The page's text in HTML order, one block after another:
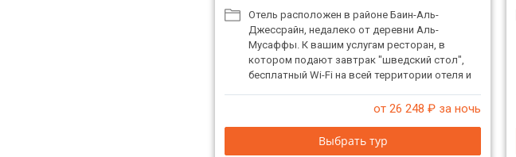
Отель расположен в районе Баин-Аль-
Джессрайн, недалеко от деревни Аль-
Мусаффы. К вашим услугам ресторан, в
котором подают завтрак "шведский стол",
бесплатный Wi-Fi на всей территории отеля и
от 26 248 ₽ за ночь
Выбрать тур